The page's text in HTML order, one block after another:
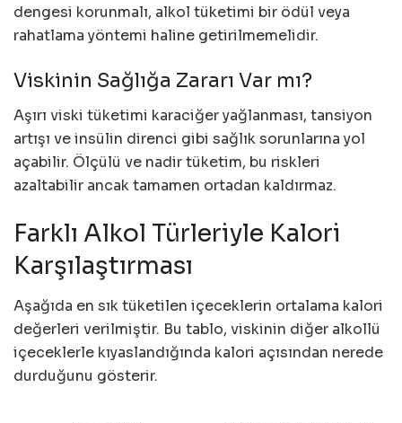
dengesi korunmalı, alkol tüketimi bir ödül veya
rahatlama yöntemi haline getirilmemelidir.
Viskinin Sağlığa Zararı Var mı?
Aşırı viski tüketimi karaciğer yağlanması, tansiyon
artışı ve insülin direnci gibi sağlık sorunlarına yol
açabilir. Ölçülü ve nadir tüketim, bu riskleri
azaltabilir ancak tamamen ortadan kaldırmaz.
Farklı Alkol Türleriyle Kalori
Karşılaştırması
Aşağıda en sık tüketilen içeceklerin ortalama kalori
değerleri verilmiştir. Bu tablo, viskinin diğer alkollü
içeceklerle kıyaslandığında kalori açısından nerede
durduğunu gösterir.